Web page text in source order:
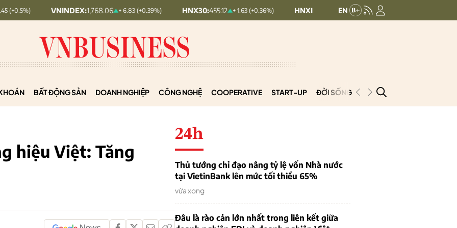
VNINDEX: 1,768.06 + 6.83 (+0.39%) HNX30: 455.12 + 1.63 (+0.36%) HNXINDEX: 293.44 + 0.25 (+0.09%) UPCOMINDEX:
BẤT ĐỘNG SẢN DOANH NGHIỆP CÔNG NGHỆ COOPERATIVE START-UP ĐỜI SỐNG PODCAST
hiệu Việt: Tăng
24h
Thủ tướng chỉ đạo nâng tỷ lệ vốn Nhà nước
tại VietinBank lên mức tối thiểu 65%
vừa xong
Đâu là rào cản lớn nhất trong liên kết giữa